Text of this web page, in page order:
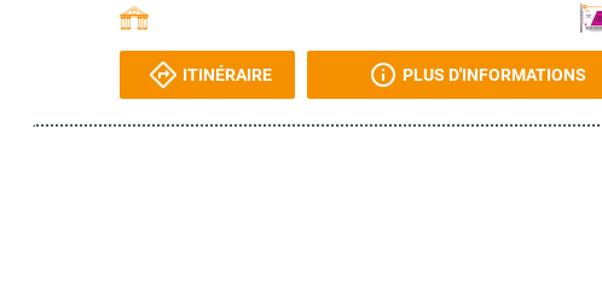
ITINÉRAIRE PLUS D'INFORMATIONS